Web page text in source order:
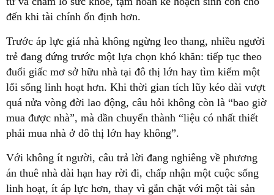
đến khi tài chính ổn định hơn.
Trước áp lực giá nhà không ngừng leo thang, nhiều người
trẻ đang đứng trước một lựa chọn khó khăn: tiếp tục theo
đuổi giấc mơ sở hữu nhà tại đô thị lớn hay tìm kiếm một
lối sống linh hoạt hơn. Khi thời gian tích lũy kéo dài vượt
quá nửa vòng đời lao động, câu hỏi không còn là “bao giờ
mua được nhà”, mà dần chuyển thành “liệu có nhất thiết
phải mua nhà ở đô thị lớn hay không”.
Với không ít người, câu trả lời đang nghiêng về phương
án thuê nhà dài hạn hay rời đi, chấp nhận một cuộc sống
linh hoạt, ít áp lực hơn, thay vì gắn chặt với một tài sản